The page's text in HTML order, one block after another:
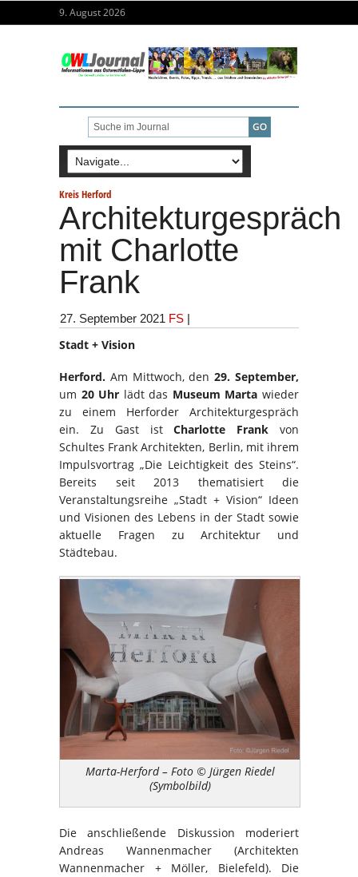
9. August 2026
Kreis Herford
Architekturgespräch
mit Charlotte
Frank
27. September 2021 FS |
Stadt + Vision
Herford. Am Mittwoch, den29. September,
um 20 Uhr lädt das Museum Marta wieder
zu einem Herforder Architekturgespräch
ein. Zu Gast istCharlotte Frank von
Schultes Frank Architekten, Berlin, mit ihrem
Impulsvortrag „Die Leichtigkeit des Steins“.
Bereits seit 2013 thematisiert die
Veranstaltungsreihe „Stadt + Vision“ Ideen
und Visionen des Lebens in der Stadt sowie
aktuelle Fragen zu Architektur und
Städtebau.
Marta-Herford – Foto © Jürgen Riedel
(Symbolbild)
Die anschließende Diskussion moderiert
Andreas Wannenmacher (Architekten
Wannenmacher + Möller, Bielefeld). Die